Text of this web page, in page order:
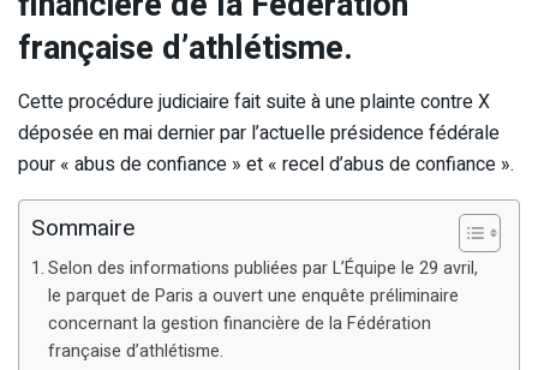
française d’athlétisme.
Cette procédure judiciaire fait suite à une plainte contre X
déposée en mai dernier par l’actuelle présidence fédérale
pour « abus de confiance » et « recel d’abus de confiance ».
Sommaire
Selon des informations publiées par L’Équipe le 29 avril,
le parquet de Paris a ouvert une enquête préliminaire
concernant la gestion financière de la Fédération
française d’athlétisme.